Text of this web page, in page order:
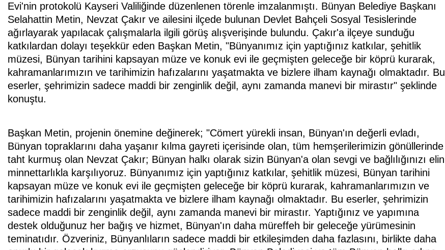
Evi'nin protokolü Kayseri Valiliğinde düzenlenen törenle imzalanmıştı. Bünyan Belediye Başkanı
Selahattin Metin, Nevzat Çakır ve ailesini ilçede bulunan Devlet Bahçeli Sosyal Tesislerinde
ağırlayarak yapılacak çalışmalarla ilgili görüş alışverişinde bulundu. Çakır'a ilçeye sunduğu
katkılardan dolayı teşekkür eden Başkan Metin, "Bünyanımız için yaptığınız katkılar, şehitlik
müzesi, Bünyan tarihini kapsayan müze ve konuk evi ile geçmişten geleceğe bir köprü kurarak,
kahramanlarımızın ve tarihimizin hafızalarını yaşatmakta ve bizlere ilham kaynağı olmaktadır. Bu
eserler, şehrimizin sadece maddi bir zenginlik değil, aynı zamanda manevi bir mirastır" şeklinde
konuştu.
Başkan Metin, projenin önemine değinerek; "Cömert yürekli insan, Bünyan'ın değerli evladı,
Bünyan topraklarını daha yaşanır kılma gayreti içerisinde olan, tüm hemşerilerimizin gönüllerinde
taht kurmuş olan Nevzat Çakır; Bünyan halkı olarak sizin Bünyan'a olan sevgi ve bağlılığınızı elin
minnettarlıkla karşılıyoruz. Bünyanımız için yaptığınız katkılar, şehitlik müzesi, Bünyan tarihini
kapsayan müze ve konuk evi ile geçmişten geleceğe bir köprü kurarak, kahramanlarımızın ve
tarihimizin hafızalarını yaşatmakta ve bizlere ilham kaynağı olmaktadır. Bu eserler, şehrimizin
sadece maddi bir zenginlik değil, aynı zamanda manevi bir mirastır. Yaptığınız ve yapımına
destek olduğunuz her bağış ve hizmet, Bünyan'ın daha müreffeh bir geleceğe yürümesinin
teminatıdır. Özveriniz, Bünyanlıların sadece maddi bir etkileşimden daha fazlasını, birlikte daha